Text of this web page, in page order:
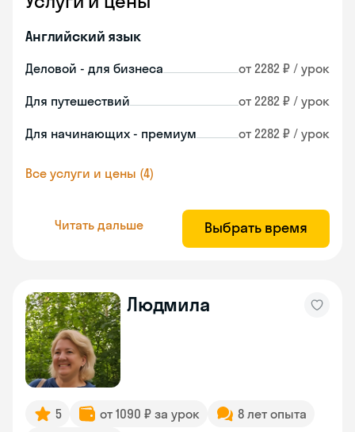
Английский язык
Деловой - для бизнеса от 2282 ₽ / урок
Для путешествий от 2282 ₽ / урок
Для начинающих - премиум от 2282 ₽ / урок
Все услуги и цены (4)
Читать дальше Выбрать время
Людмила
5 от 1090 ₽ за урок
8 лет опыта